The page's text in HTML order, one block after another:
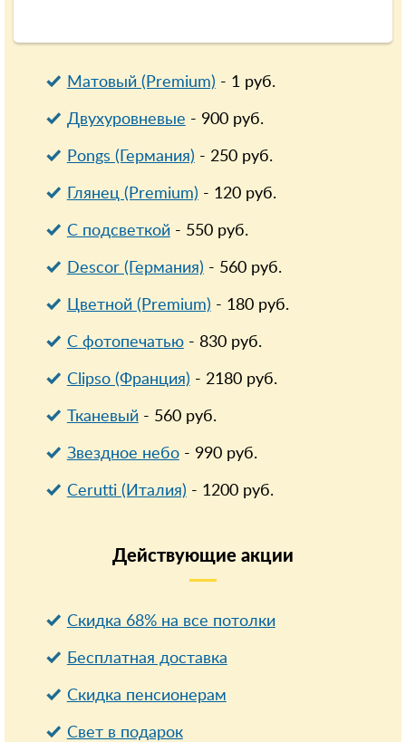
Матовый (Premium) - 1руб.
Двухуровневые - 900руб.
Pongs (Германия) - 250руб.
Глянец (Premium) - 120руб.
С подсветкой- 550руб.
Descor (Германия) - 560руб.
Цветной (Premium) - 180руб.
С фотопечатью- 830руб.
Clipso (Франция) - 2180руб.
Тканевый- 560руб.
Звездное небо- 990руб.
Cerutti (Италия) - 1200руб.
Действующие акции
Скидка 68% на все потолки
Бесплатная доставка
Cкидка пенсионерам
Свет в подарок